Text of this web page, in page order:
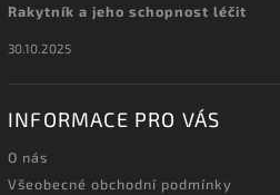
Rakytník a jeho schopnost léčit
30.10.2025
INFORMACE PRO VÁS
O nás
Všeobecné obchodní podmínky